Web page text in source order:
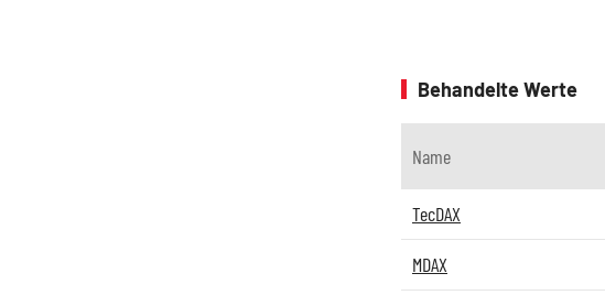
Behandelte Werte
Name
TecDAX
MDAX